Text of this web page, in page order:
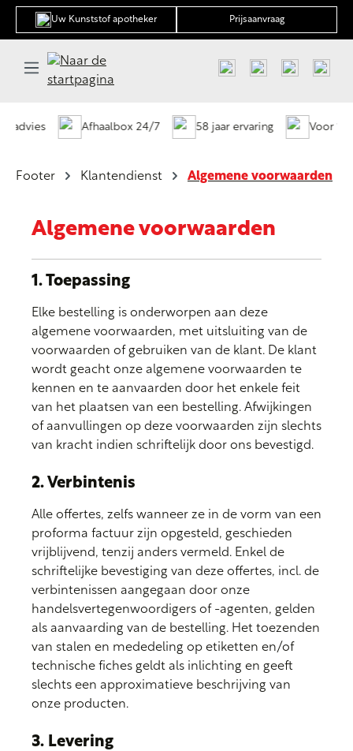
Uw Kunststof apotheker Prijsaanvraag
Afhaalbox 24/7 58 jaar ervaring Voor 12u
Footer Klantendienst Algemene voorwaarden
Algemene voorwaarden
1. Toepassing
Elke bestelling is onderworpen aan deze
algemene voorwaarden, met uitsluiting van de
voorwaarden of gebruiken van de klant. De klant
wordt geacht onze algemene voorwaarden te
kennen en te aanvaarden door het enkele feit
van het plaatsen van een bestelling. Afwijkingen
of aanvullingen op deze voorwaarden zijn slechts
van kracht indien schriftelijk door ons bevestigd.
2. Verbintenis
Alle offertes, zelfs wanneer ze in de vorm van een
proforma factuur zijn opgesteld, geschieden
vrijblijvend, tenzij anders vermeld. Enkel de
schriftelijke bevestiging van deze offertes, incl. de
verbintenissen aangegaan door onze
handelsvertegenwoordigers of -agenten, gelden
als aanvaarding van de bestelling. Het toezenden
van stalen en mededeling op etiketten en/of
technische fiches geldt als inlichting en geeft
slechts een approximatieve beschrijving van
onze producten.
3. Levering